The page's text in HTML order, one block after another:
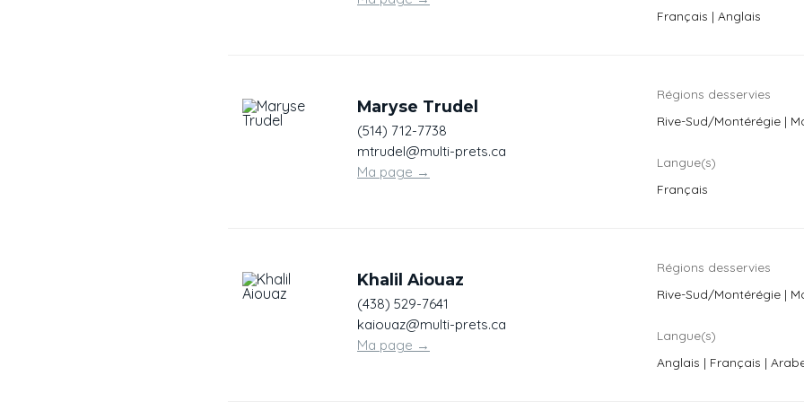
Français | Anglais
Maryse Trudel
(514) 712-7738
mtrudel@multi-prets.ca
Ma page →
Régions desservies
Rive-Sud/Montérégie |
Langue(s)
Français
Khalil Aiouaz
(438) 529-7641
kaiouaz@multi-prets.ca
Ma page →
Régions desservies
Rive-Sud/Montérégie |
Langue(s)
Anglais | Français |